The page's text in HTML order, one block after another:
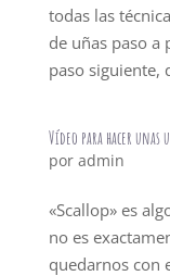
todas las
de uñas paso a
paso siguiente,
Vídeo para hacer
por admin
«Scallop» es
no es
quedarnos con